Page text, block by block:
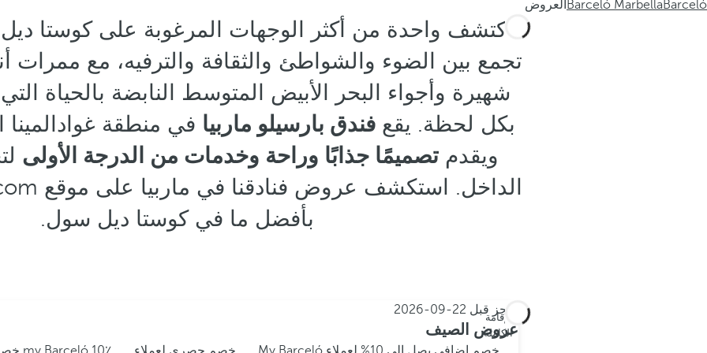
Barceló
Barceló Marbella العروض
اكتشف واحدة من أكثر الوجهات المرغوبة على كوستا
تجمع بين الضوء والشواطئ والثقافة والترفيه، مع ممرات
شهيرة وأجواء البحر الأبيض المتوسط النابضة بالحياة
بكل لحظة. يقعفندق بارسيلو ماربيا في منطقة غوادالمينا
ويقدم تصميمًا جذابًا وراحة وخدمات من الدرجة الأولى
بأفضل ما في كوستا ديل سول.
الإقامة
الكاملة
احجز قبل 22-09-2026
عروض الصيف